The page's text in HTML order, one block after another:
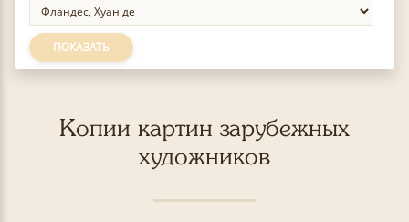
ПОКАЗАТЬ
Копии картин зарубежных
художников